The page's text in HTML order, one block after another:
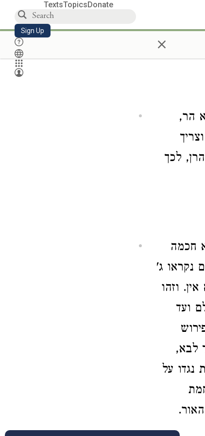
TextsTopicsDonate
Sign Up ×
הר,
לכך
חכמה
נקראו ג'
וזהו
ועד
לבא,
על